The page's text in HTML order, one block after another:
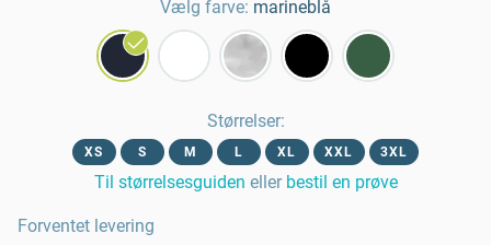
Vælg farve: marineblå
Størrelser:
XS S M L XL XXL 3XL
Til størrelsesguiden eller bestil en prøve
Forventet levering